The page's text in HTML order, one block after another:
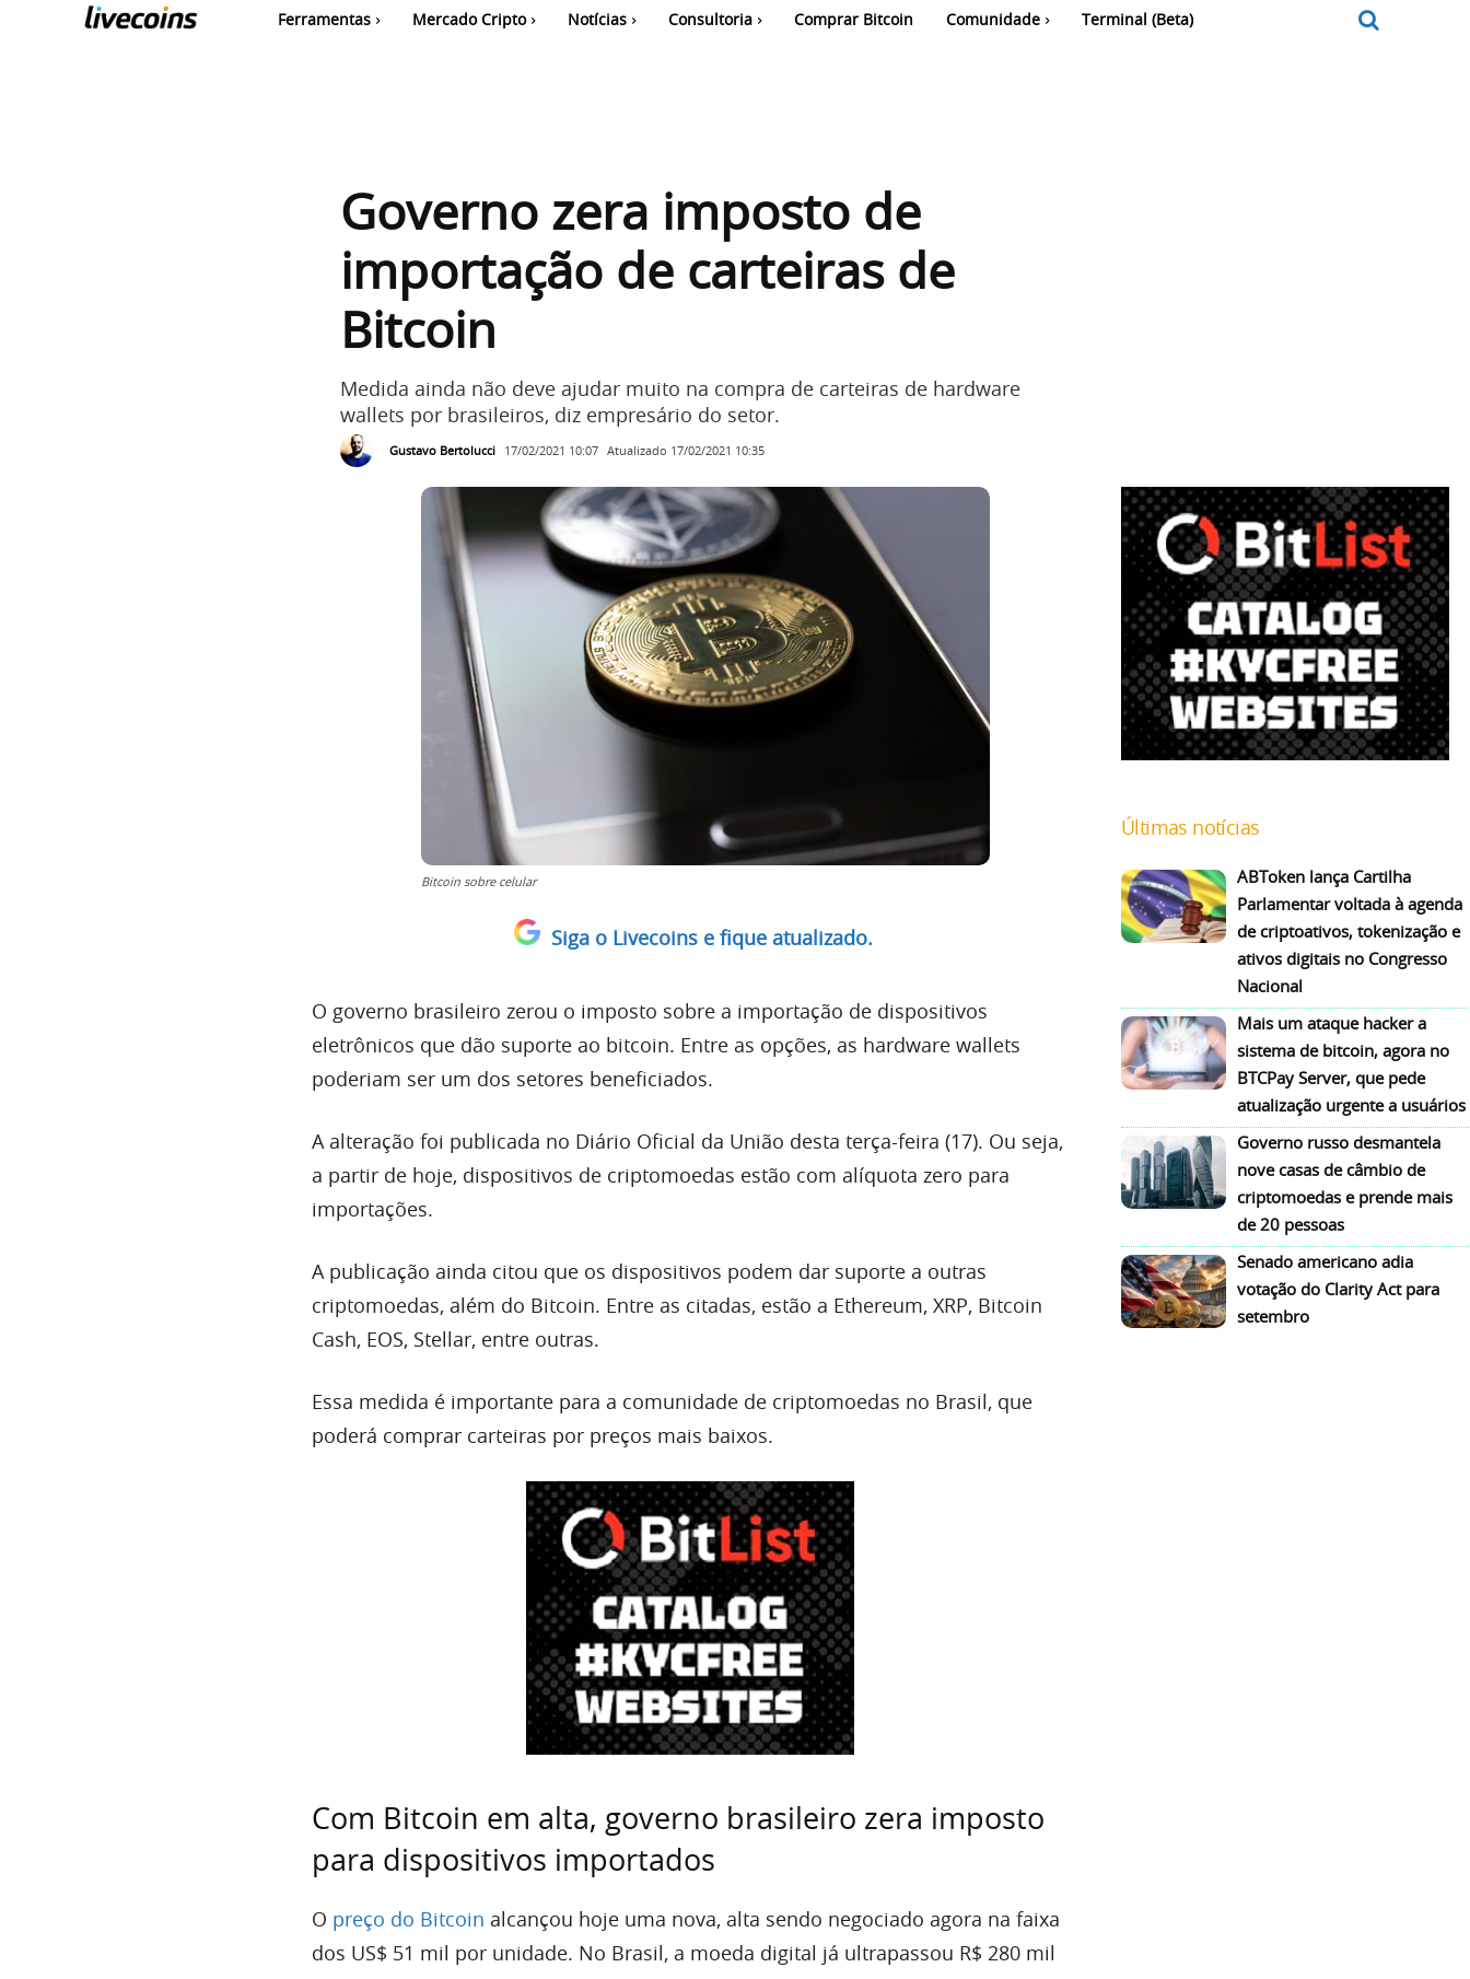
Ferramentas Mercado Cripto Notícias Consultoria Comprar Bitcoin Comunidade Terminal (Beta)
Governo zera imposto de
importação de carteiras de
Bitcoin
Medida ainda não deve ajudar muito na compra de carteiras de hardware
wallets por brasileiros, diz empresário do setor.
Gustavo Bertolucci 17/02/2021 10:07 Atualizado 17/02/2021 10:35
Bitcoin sobre celular
Siga o Livecoins e fique atualizado.
O governo brasileiro zerou o imposto sobre a importação de dispositivos
eletrônicos que dão suporte ao bitcoin. Entre as opções, as hardware wallets
poderiam ser um dos setores beneficiados.
A alteração foi publicada no Diário Oficial da União desta terça-feira (17). Ou seja,
a partir de hoje, dispositivos de criptomoedas estão com alíquota zero para
importações.
A publicação ainda citou que os dispositivos podem dar suporte a outras
criptomoedas, além do Bitcoin. Entre as citadas, estão a Ethereum, XRP, Bitcoin
Cash, EOS, Stellar, entre outras.
Essa medida é importante para a comunidade de criptomoedas no Brasil, que
poderá comprar carteiras por preços mais baixos.
Com Bitcoin em alta, governo brasileiro zera imposto
para dispositivos importados
O preço do Bitcoin alcançou hoje uma nova, alta sendo negociado agora na faixa
dos US$ 51 mil por unidade. No Brasil, a moeda digital já ultrapassou R$ 280 mil
Últimas notícias
ABToken lança Cartilha
Parlamentar voltada à agenda
de criptoativos, tokenização e
ativos digitais no Congresso
Nacional
Mais um ataque hacker a
sistema de bitcoin, agora no
BTCPay Server, que pede
atualização urgente a usuários
Governo russo desmantela
nove casas de câmbio de
criptomoedas e prende mais
de 20 pessoas
Senado americano adia
votação do Clarity Act para
setembro